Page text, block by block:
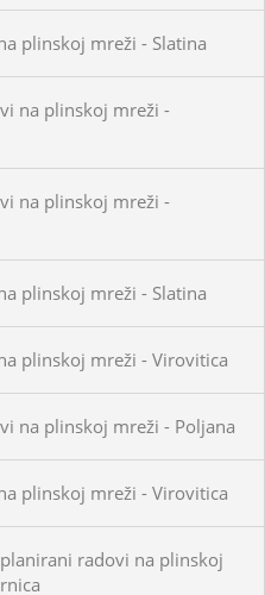
plinskoj mreži - Slatina
na plinskoj mreži -
na plinskoj mreži -
plinskoj mreži - Slatina
plinskoj mreži - Virovitica
na plinskoj mreži - Poljana
plinskoj mreži - Virovitica
radovi na plinskoj